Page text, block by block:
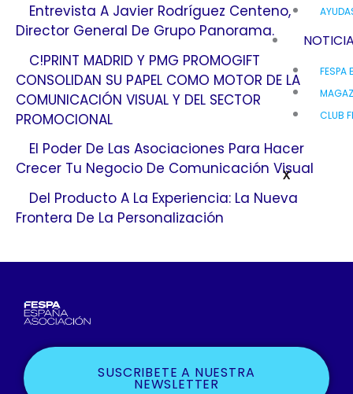
FESPA
CLUB
X
Entrevista A Javier Rodríguez Centeno,
Director General De Grupo Panorama.
C!PRINT MADRID Y PMG PROMOGIFT
CONSOLIDAN SU PAPEL COMO MOTOR DE LA
COMUNICACIÓN VISUAL Y DEL SECTOR
PROMOCIONAL
El Poder De Las Asociaciones Para Hacer
Crecer Tu Negocio De Comunicación Visual
Del Producto A La Experiencia: La Nueva
Frontera De La Personalización
SUSCRIBETE A NUESTRA
NEWSLETTER